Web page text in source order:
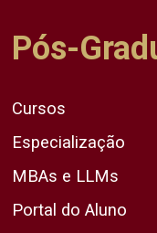
Pós-
Cursos
Especialização
MBAs e LLMs
Portal do Aluno